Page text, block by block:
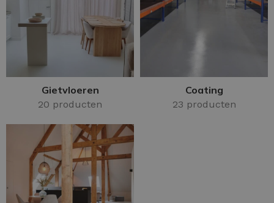
Gietvloeren
20 producten
Coating
23 producten